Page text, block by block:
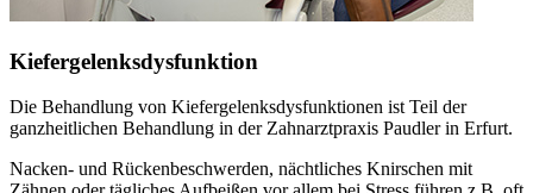
Kiefergelenksdysfunktion
Die Behandlung von Kiefergelenksdysfunktionen ist Teil der
ganzheitlichen Behandlung in der Zahnarztpraxis Paudler in Erfurt.
Nacken- und Rückenbeschwerden, nächtliches Knirschen mit